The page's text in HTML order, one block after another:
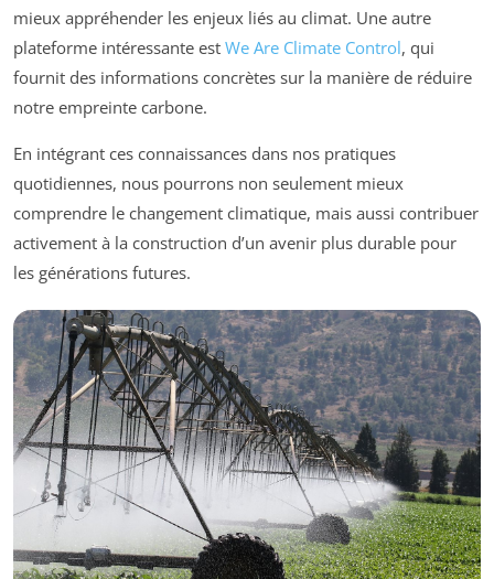
mieux appréhender les enjeux liés au climat. Une autre
plateforme intéressante est We Are Climate Control, qui
fournit des informations concrètes sur la manière de réduire
notre empreinte carbone.
En intégrant ces connaissances dans nos pratiques
quotidiennes, nous pourrons non seulement mieux
comprendre le changement climatique, mais aussi contribuer
activement à la construction d’un avenir plus durable pour
les générations futures.